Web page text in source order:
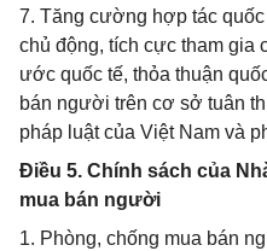
7. Tăng cường hợp tác
chủ động, tích cực tham gia
ước quốc tế, thỏa thuận
bán người trên cơ sở tuân
pháp luật của Việt Nam và
Điều 5. Chính sách của
mua bán người
1. Phòng, chống mua bán